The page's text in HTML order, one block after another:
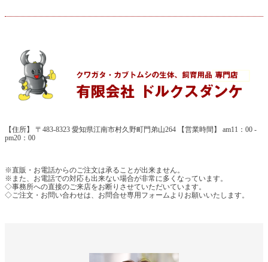
【住所】 〒483-8323 愛知県江南市村久野町門弟山264 【営業時間】 am11：00 -
pm20：00
※直販・お電話からのご注文は承ることが出来ません。
※また、お電話での対応も出来ない場合が非常に多くなっています。
◇事務所への直接のご来店をお断りさせていただいています。
◇ご注文・お問い合わせは、お問合せ専用フォームよりお願いいたします。